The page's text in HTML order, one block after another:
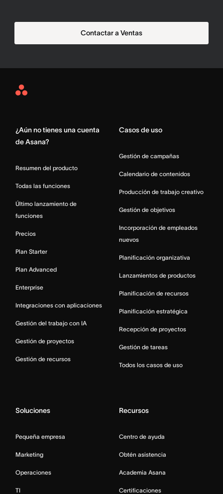
Contactar a Ventas
Asana
¿Aún no tienes una cuenta
de Asana?
Resumen del producto
Todas las funciones
Último lanzamiento de
funciones
Precios
Plan Starter
Plan Advanced
Enterprise
Integraciones con aplicaciones
Gestión del trabajo con IA
Gestión de proyectos
Gestión de recursos
Casos de uso
Gestión de campañas
Calendario de contenidos
Producción de trabajo creativo
Gestión de objetivos
Incorporación de empleados
nuevos
Planificación organizativa
Lanzamientos de productos
Planificación de recursos
Planificación estratégica
Recepción de proyectos
Gestión de tareas
Todos los casos de uso
Soluciones
Pequeña empresa
Marketing
Operaciones
TI
Recursos
Centro de ayuda
Obtén asistencia
Academia Asana
Certificaciones